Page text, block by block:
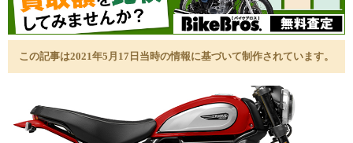
この記事は2021年5月17日当時の情報に基づいて制作されています。